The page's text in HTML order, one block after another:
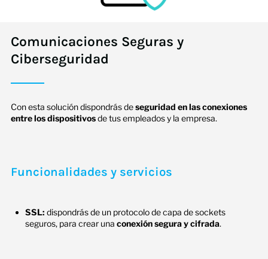
Comunicaciones Seguras y
Ciberseguridad
Con esta solución dispondrás deseguridad en las conexiones
entre los dispositivosde tus empleados y la empresa.
Funcionalidades y servicios
SSL:dispondrás de un protocolo de capa de sockets
seguros, para crear unaconexión segura y cifrada.